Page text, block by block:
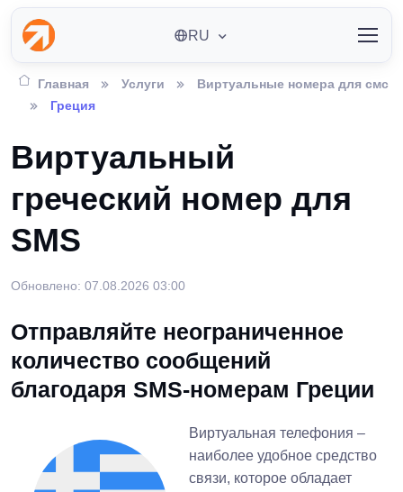
RU
Главная Услуги
Виртуальные номера для смс
Греция
Виртуальный
греческий номер для
SMS
Обновлено: 07.08.2026 03:00
Отправляйте неограниченное
количество сообщений
благодаря SMS-номерам Греции
Виртуальная телефония –
наиболее удобное средство
связи, которое обладает